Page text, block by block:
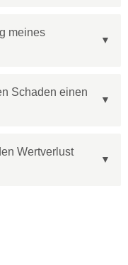
meines
Schaden einen
Wertverlust